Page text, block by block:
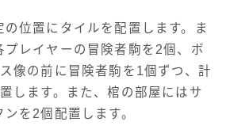
の位置にタイルを配置します。ま
プレイヤーの冒険者駒を2個、ボ
像の前に冒険者駒を1個ずつ、計
します。また、棺の部屋にはサ
を2個配置します。